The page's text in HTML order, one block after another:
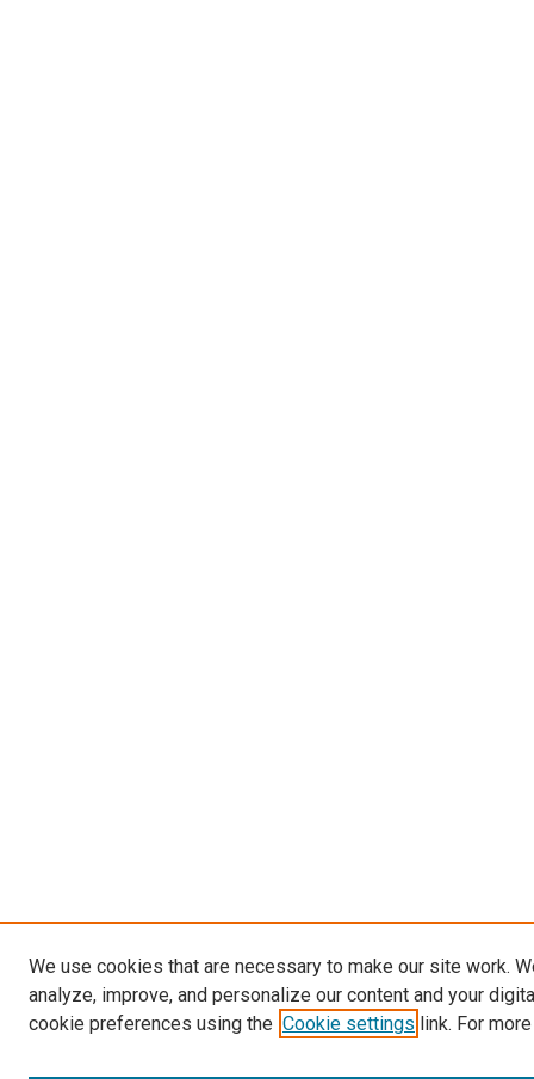
We use cookies that are necessary to make our site work.
analyze, improve, and personalize our content and your
cookie preferences using the Cookie settings link. For